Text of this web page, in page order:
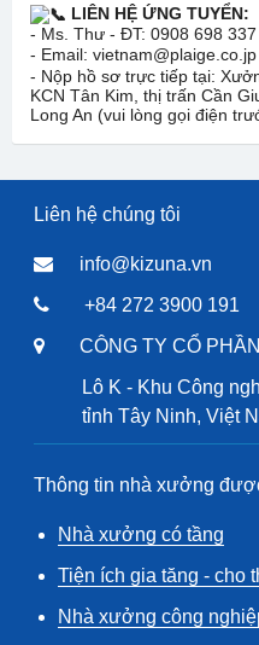
LIÊN HỆ ỨNG TUYỂN:
- Ms. Thư - ĐT: 0908 698 337
- Email: vietnam@plaige.co.jp
- Nộp hồ sơ trực tiếp tại:
KCN Tân Kim, thị trấn Cần
Long An (vui lòng gọi điện
Liên hệ chúng tôi
info@kizuna.vn
+84 272 3900 191
CÔNG TY CỔ
Lô K - Khu Công
tỉnh Tây Ninh, Việt
Thông tin nhà xưởng
Nhà xưởng có tầng
Tiện ích gia tăng - cho
Nhà xưởng công